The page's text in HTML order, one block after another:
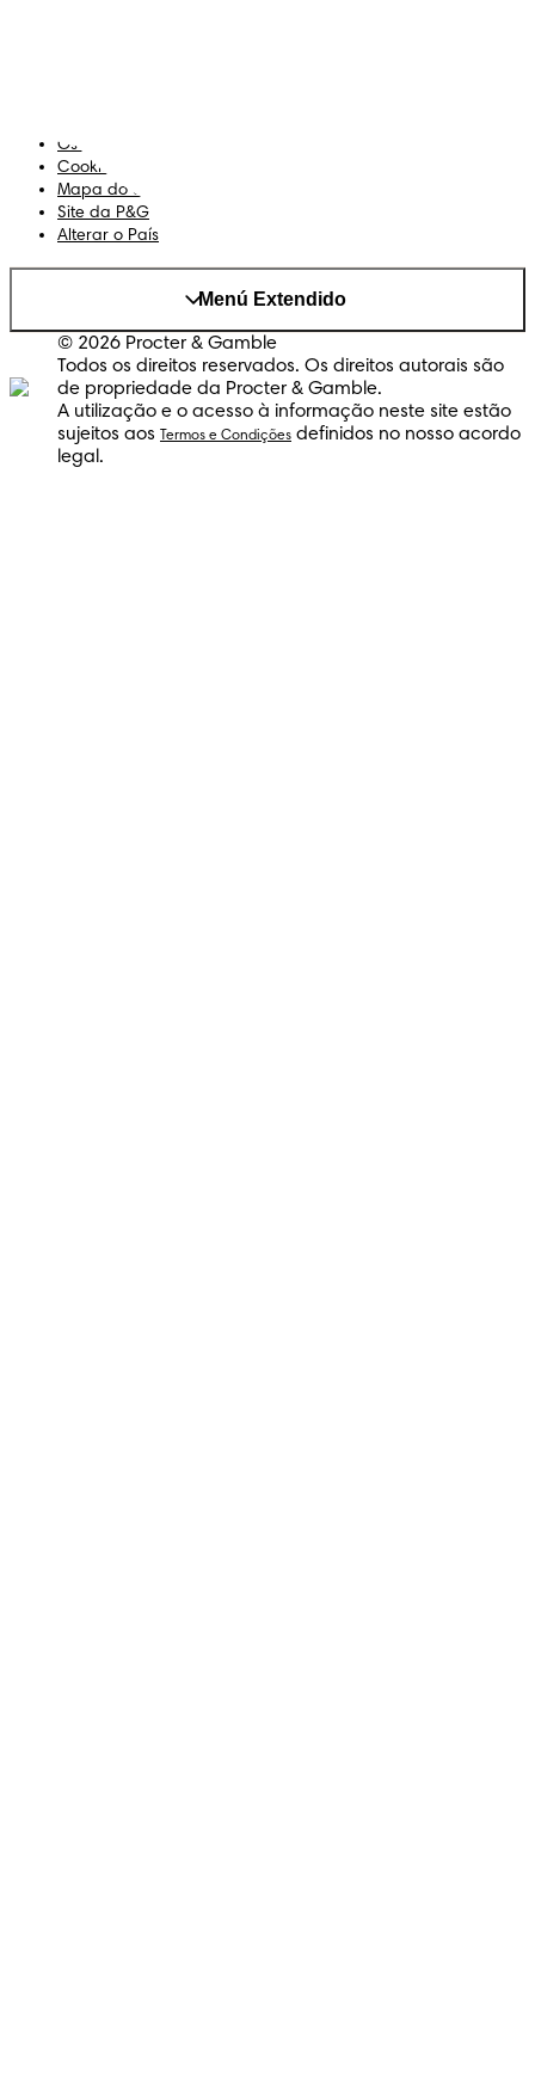
Os Meus Dados
Cookies
Mapa do Site
Site da P&G
Alterar o País
Menú Extendido
© 2026 Procter & Gamble
Todos os direitos reservados. Os direitos autorais são
de propriedade da Procter & Gamble.
A utilização e o acesso à informação neste site estão
sujeitos aos
Termos e Condições definidos no nosso acordo
legal.